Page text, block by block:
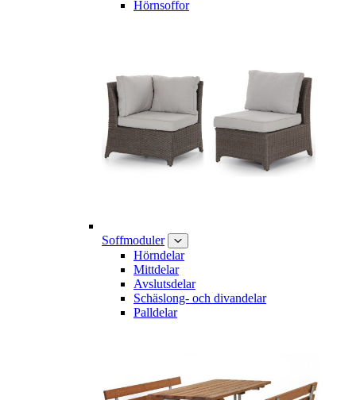
Hörnsoffor
Soffmoduler
Hörndelar
Mittdelar
Avslutsdelar
Schäslong- och divandelar
Palldelar